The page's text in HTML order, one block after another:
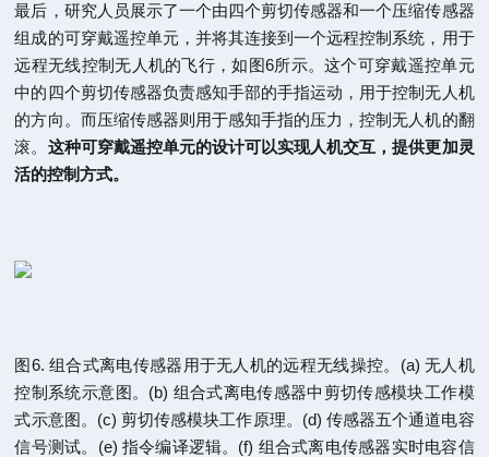
最后，研究人员展示了一个由四个剪切传感器和一个压缩传感器
组成的可穿戴遥控单元，并将其连接到一个远程控制系统，用于
远程无线控制无人机的飞行，如图6所示。这个可穿戴遥控单元
中的四个剪切传感器负责感知手部的手指运动，用于控制无人机
的方向。而压缩传感器则用于感知手指的压力，控制无人机的翻
滚。 这种可穿戴遥控单元的设计可以实现人机交互，提供更加灵
活的控制方式。
图6. 组合式离电传感器用于无人机的远程无线操控。(a) 无人机
控制系统示意图。(b) 组合式离电传感器中剪切传感模块工作模
式示意图。(c) 剪切传感模块工作原理。(d) 传感器五个通道电容
信号测试。(e) 指令编译逻辑。(f) 组合式离电传感器实时电容信